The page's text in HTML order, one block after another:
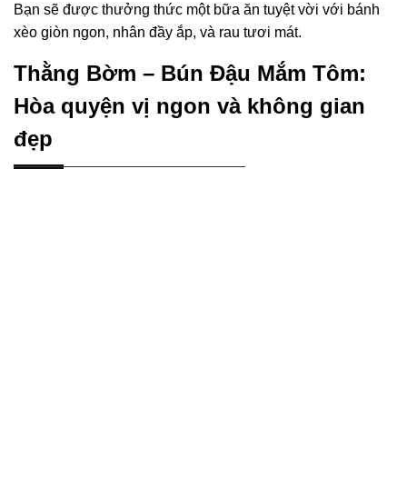
Bạn sẽ được thưởng thức một bữa ăn tuyệt vời với bánh
xèo giòn ngon, nhân đầy ắp, và rau tươi mát.
Thằng Bờm – Bún Đậu Mắm Tôm:
Hòa quyện vị ngon và không gian
đẹp